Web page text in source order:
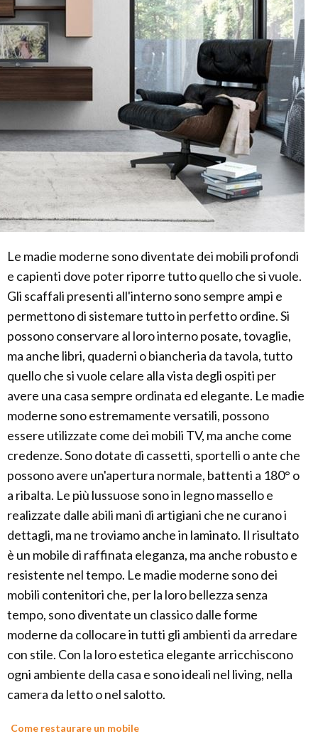
Le madie moderne sono diventate dei mobili profondi
e capienti dove poter riporre tutto quello che si vuole.
Gli scaffali presenti all'interno sono sempre ampi e
permettono di sistemare tutto in perfetto ordine. Si
possono conservare al loro interno posate, tovaglie,
ma anche libri, quaderni o biancheria da tavola, tutto
quello che si vuole celare alla vista degli ospiti per
avere una casa sempre ordinata ed elegante. Le madie
moderne sono estremamente versatili, possono
essere utilizzate come dei mobili TV, ma anche come
credenze. Sono dotate di cassetti, sportelli o ante che
possono avere un'apertura normale, battenti a 180° o
a ribalta. Le più lussuose sono in legno massello e
realizzate dalle abili mani di artigiani che ne curano i
dettagli, ma ne troviamo anche in laminato. Il risultato
è un mobile di raffinata eleganza, ma anche robusto e
resistente nel tempo. Le madie moderne sono dei
mobili contenitori che, per la loro bellezza senza
tempo, sono diventate un classico dalle forme
moderne da collocare in tutti gli ambienti da arredare
con stile. Con la loro estetica elegante arricchiscono
ogni ambiente della casa e sono ideali nel living, nella
camera da letto o nel salotto.
Come restaurare un mobile